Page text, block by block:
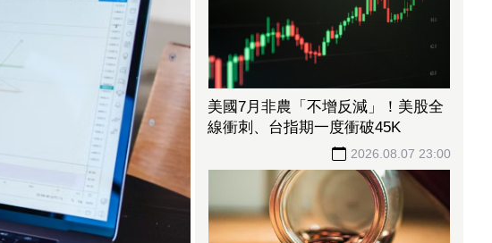
美國7月非農「不增反減」！美股全
線衝刺、台指期一度衝破45K
2026.08.07 23:00